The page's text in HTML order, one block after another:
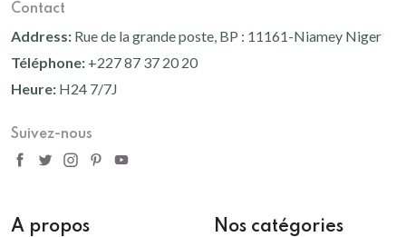
Aloe Blossom Herbal
15 500 Fcfa
Contact
Address: Rue de la grande poste, BP : 11161-Niamey Niger
Téléphone: +227 87 37 20 20
Heure: H24 7/7J
Suivez-nous
A propos Nos catégories